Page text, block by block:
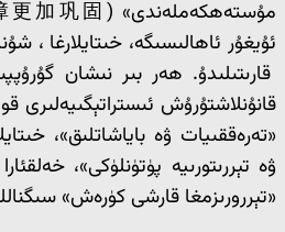
ئۇيغۇر ئاھالىسىگە، خىتايلارغا ،
قارىتىلىدۇ. ھەر بىر نىشان
قانۇنلاشتۇرۇش ئىستراتېگىيەلىرى
«تەرەققىيات ۋە باياشاتلىق»،
ۋە تېررىتورىيە پۈتۈنلۈكى»،
«تېررورىزمغا قارشى كۈرەش»